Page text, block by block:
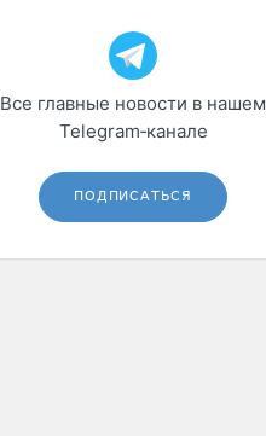
Все главные новости в нашем
Telegram‑канале
ПОДПИСАТЬСЯ